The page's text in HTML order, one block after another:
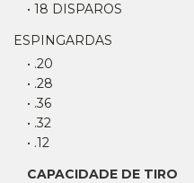
• 18 DISPAROS
ESPINGARDAS
• .20
• .28
• .36
• .32
• .12
CAPACIDADE DE TIRO